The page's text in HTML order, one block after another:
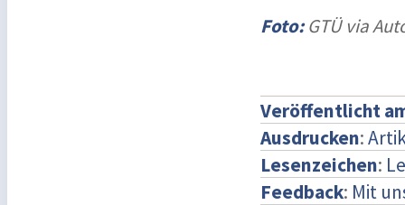
Foto:GTÜ via
Veröffentlicht
Ausdrucken:
Lesenzeichen:
Feedback: Mit